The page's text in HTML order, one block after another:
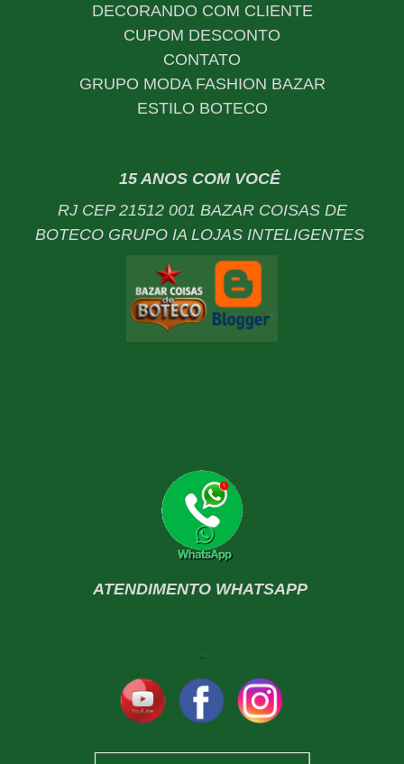
DECORANDO COM CLIENTE
CUPOM DESCONTO
CONTATO
GRUPO MODA FASHION BAZAR
ESTILO BOTECO
15 ANOS COM VOCÊ
RJ CEP 21512 001 BAZAR COISAS DE
BOTECO GRUPO IA LOJAS INTELIGENTES
ATENDIMENTO WHATSAPP